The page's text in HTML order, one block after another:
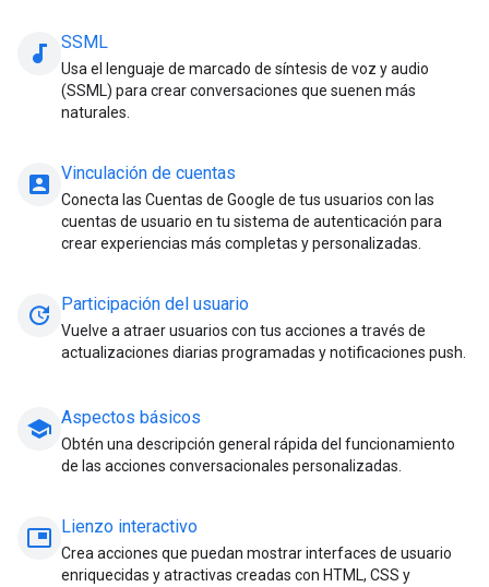
audiotrack SSML
Usa el lenguaje de marcado de síntesis de voz y audio
(SSML) para crear conversaciones que suenen más
naturales.
account_box Vinculación de cuentas
Conecta las Cuentas de Google de tus usuarios con las
cuentas de usuario en tu sistema de autenticación para
crear experiencias más completas y personalizadas.
update Participación del usuario
Vuelve a atraer usuarios con tus acciones a través de
actualizaciones diarias programadas y notificaciones push.
school Aspectos básicos
Obtén una descripción general rápida del funcionamiento
de las acciones conversacionales personalizadas.
picture_in_picture Lienzo interactivo
Crea acciones que puedan mostrar interfaces de usuario
enriquecidas y atractivas creadas con HTML, CSS y